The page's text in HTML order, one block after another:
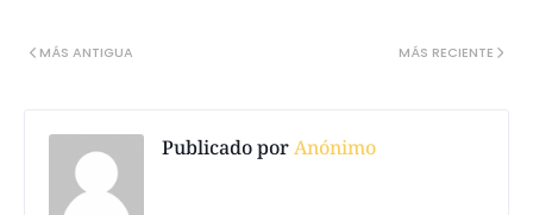
MÁS RECIENTE
MÁS ANTIGUA
Publicado porAnónimo